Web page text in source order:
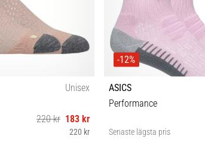
Unisex
220 kr 183 kr
220 kr
-12%
ASICS
Performance
Senaste lägsta pris